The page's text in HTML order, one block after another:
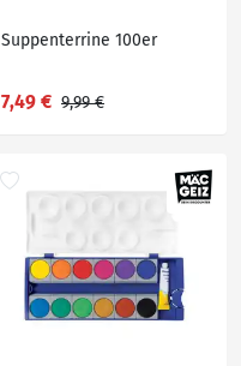
Suppenterrine 100er
7,49 € 9,99 €